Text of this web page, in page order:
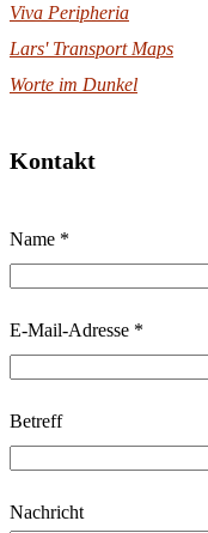
Viva Peripheria
Lars' Transport Maps
Worte im Dunkel
Kontakt
t
t
e
a
s
s
Name *
E-Mail-Adresse *
Betreff
Nachricht